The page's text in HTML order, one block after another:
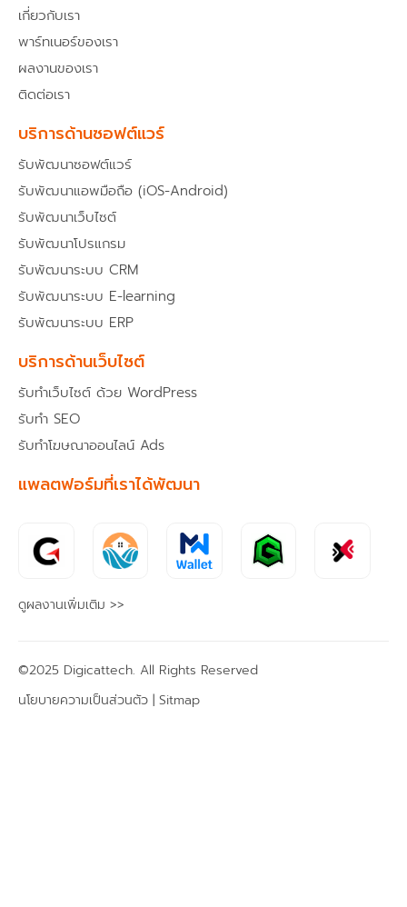
เกี่ยวกับเรา
พาร์ทเนอร์ของเรา
ผลงานของเรา
ติดต่อเรา
บริการด้านซอฟต์แวร์
รับพัฒนาซอฟต์แวร์
รับพัฒนาแอพมือถือ (iOS-Android)
รับพัฒนาเว็บไซต์
รับพัฒนาโปรแกรม
รับพัฒนาระบบ CRM
รับพัฒนาระบบ E-learning
รับพัฒนาระบบ ERP
บริการด้านเว็บไซต์
รับทำเว็บไซต์ ด้วย WordPress
รับทำ SEO
รับทำโฆษณาออนไลน์ Ads
แพลตฟอร์มที่เราได้พัฒนา
ดูผลงานเพิ่มเติม >>
©2025 Digicattech. All Rights Reserved
นโยบายความเป็นส่วนตัว | Sitmap